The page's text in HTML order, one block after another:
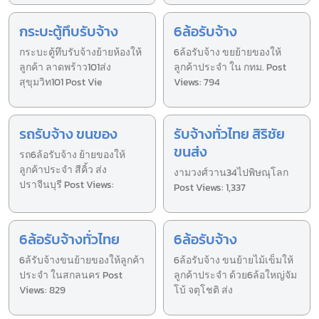
กระบะตู้ทึบรับจ้าง
กระบะตู้ทึบรับจ้างย้ายห้องให้
ลูกค้า ลาดพร้าว101ส่ง
สุขุมวิท101 Post Vie
6ล้อรับจ้าง
6ล้อรับจ้าง ขยย้ายของให้
ลูกค้าประจำ ใน กทม. Post
Views: 794
รถรับจ้าง ขนของ
รถ6ล้อรับจ้าง ย้ายของให้
ลูกค้าประจำ สีคิ้ว ส่ง
ปราจีนบุรี Post Views:
รับจ้างทั่วไทย สิริชัย
ขนส่ง
งามวงศ์วาน34ไปพิษณุโลก
Post Views: 1,337
6ล้อรับจ้างทั่วไทย
6ล้รับจ้างขนย้ายของให้ลูกค้า
ประจำ ในสกลนคร Post
Views: 829
6ล้อรับจ้าง
6ล้อรับจ้าง ขนย้ายไม้เข็มให้
ลูกค้าประจำ ด้วย6ล้อใหญ่จัม
โบ้ จตุโชติ ส่ง